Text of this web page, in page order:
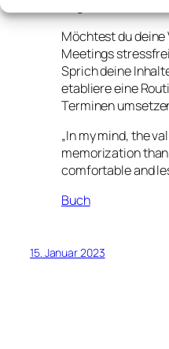
Möchtest du deine
Meetings
Sprich deine
etabliere eine
Terminen
„In my mind, the
memorization
comfortable and
Buch
15. Januar 2023